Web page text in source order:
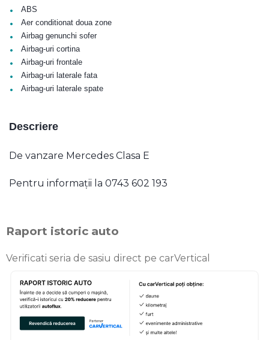
• ABS
• Aer conditionat doua zone
• Airbag genunchi sofer
• Airbag-uri cortina
• Airbag-uri frontale
• Airbag-uri laterale fata
• Airbag-uri laterale spate
Descriere
De vanzare Mercedes Clasa E
Pentru informații la 0743 602 193
Raport istoric auto
Verificati seria de sasiu direct pe carVertical